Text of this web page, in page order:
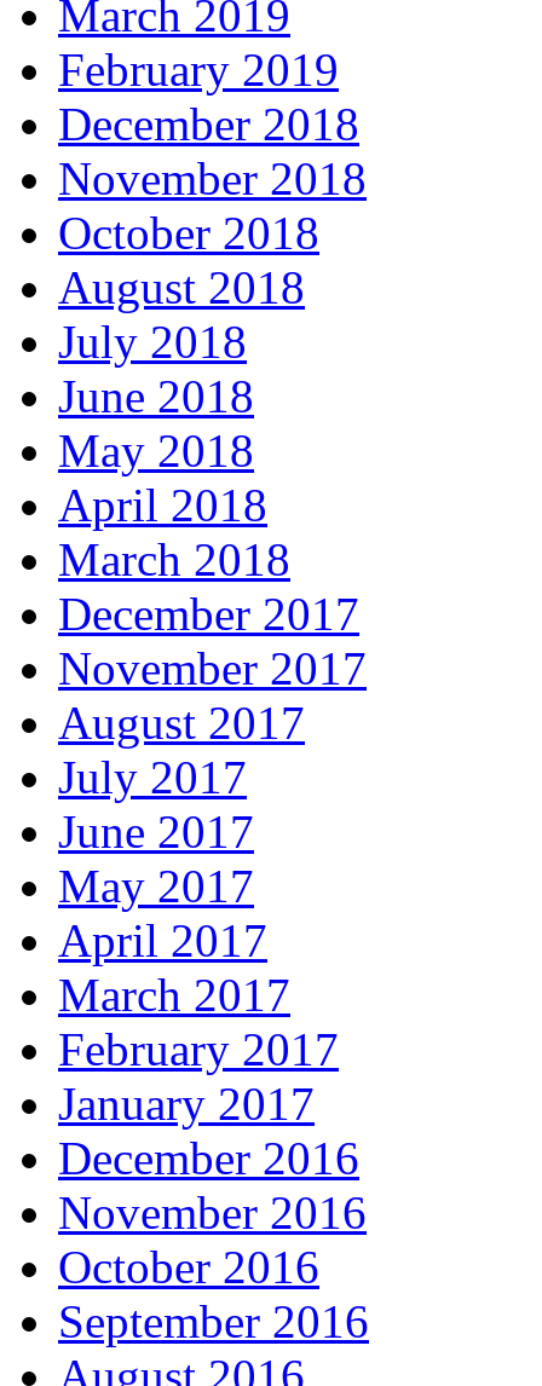
March 2019
February 2019
December 2018
November 2018
October 2018
August 2018
July 2018
June 2018
May 2018
April 2018
March 2018
December 2017
November 2017
August 2017
July 2017
June 2017
May 2017
April 2017
March 2017
February 2017
January 2017
December 2016
November 2016
October 2016
September 2016
August 2016